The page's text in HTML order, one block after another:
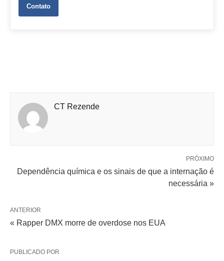
Contato
CT Rezende
PRÓXIMO
Dependência química e os sinais de que a internação é
necessária »
ANTERIOR
« Rapper DMX morre de overdose nos EUA
PUBLICADO POR